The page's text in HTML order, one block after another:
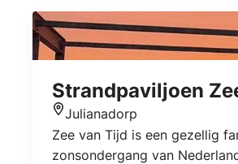
Strandpaviljoen
Locatie
Julianadorp
Zee van Tijd is een gezellig
zonsondergang van